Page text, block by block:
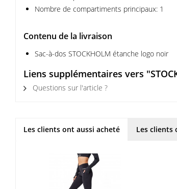
Nombre de compartiments principaux: 1
Contenu de la livraison
Sac-à-dos STOCKHOLM étanche logo noir
Liens supplémentaires vers
Questions sur l'article ?
Les clients ont aussi acheté Les clients